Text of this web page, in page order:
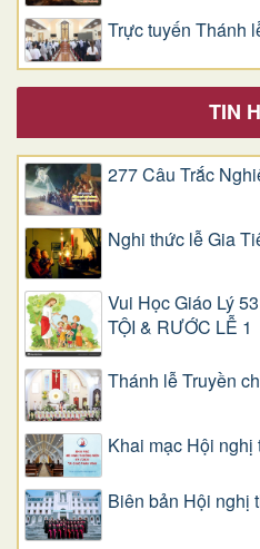
Trực tuyến Thánh
TIN
277 Câu Trắc
Nghi thức lễ Gia
Vui Học Giáo Lý
TỘI & RƯỚC LỄ 1
Thánh lễ Truyền
Khai mạc Hội
Biên bản Hội nghị